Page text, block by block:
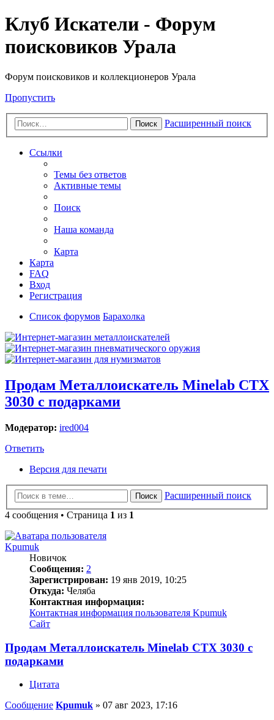
Клуб Искатели - Форум
поисковиков Урала
Форум поисковиков и коллекционеров Урала
Пропустить
Поиск Расширенный поиск
Ссылки
Темы без ответов
Активные темы
Поиск
Наша команда
Карта
Карта
FAQ
Вход
Регистрация
Список форумов Барахолка
Продам Металлоискатель Minelab CTX
3030 с подарками
Модератор: ired004
Ответить
Версия для печати
Поиск
Расширенный поиск
4 сообщения • Страница 1 из 1
Kpumuk
Новичок
Сообщения: 2
Зарегистрирован: 19 янв 2019, 10:25
Откуда: Челяба
Контактная информация:
Контактная информация пользователя Kpumuk
Сайт
Продам Металлоискатель Minelab CTX 3030 с
подарками
Цитата
Сообщение Kpumuk » 07 авг 2023, 17:16